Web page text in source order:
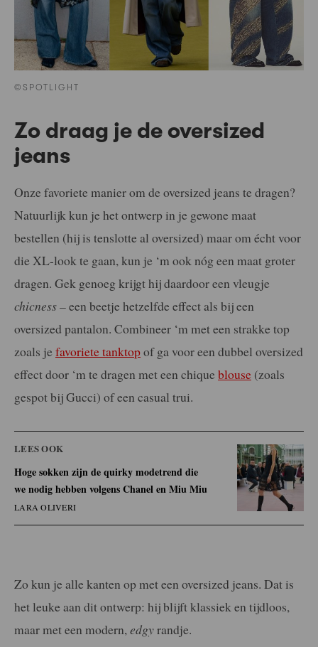
©SPOTLIGHT
Zo draag je de oversized
jeans
Onze favoriete manier om de oversized jeans te dragen?
Natuurlijk kun je het ontwerp in je gewone maat
bestellen (hij is tenslotte al oversized) maar om écht voor
die XL-look te gaan, kun je ‘m ook nóg een maat groter
dragen. Gek genoeg krijgt hij daardoor een vleugje
chicness– een beetje hetzelfde effect als bij een
oversized pantalon. Combineer ‘m met een strakke top
zoals je favoriete tanktopof ga voor een dubbel oversized
effect door ‘m te dragen met een chique blouse (zoals
gespot bij Gucci) of een casual trui.
LEES OOK
Hoge sokken zijn de quirky modetrend die
we nodig hebben volgens Chanel en Miu Miu
LARA OLIVERI
Zo kun je alle kanten op met een oversized jeans. Dat is
het leuke aan dit ontwerp: hij blijft klassiek en tijdloos,
maar met een modern,edgyrandje.